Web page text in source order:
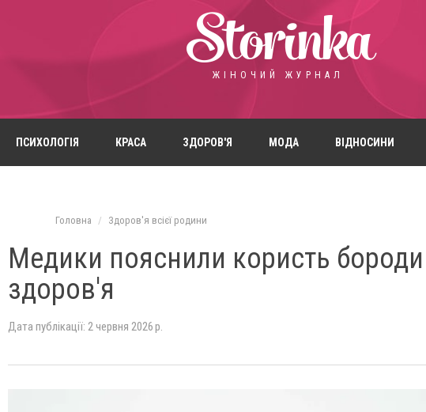
Storinka
ЖІНОЧИЙ ЖУРНАЛ
ПСИХОЛОГІЯ КРАСА ЗДОРОВ'Я МОДА ВІДНОСИНИ
Головна Здоров'я всієї родини
Медики пояснили користь
здоров'я
Дата публікації: 2 червня 2026 р.